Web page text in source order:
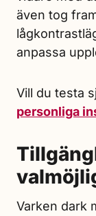
även tog
anpassa
Vill du testa
personliga
Varken dark